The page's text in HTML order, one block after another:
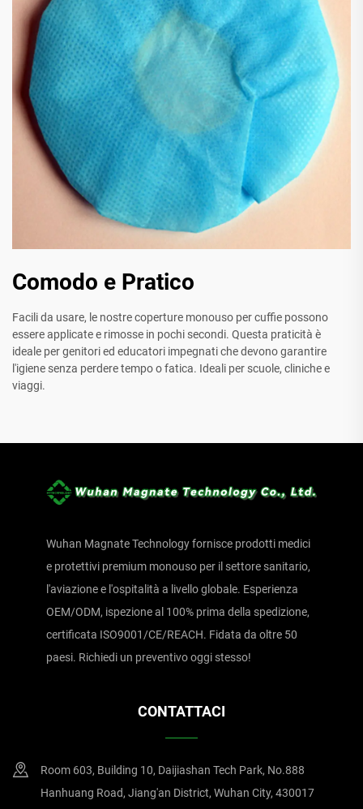
Comodo e Pratico
Facili da usare, le nostre coperture monouso per cuffie possono
essere applicate e rimosse in pochi secondi. Questa praticità è
ideale per genitori ed educatori impegnati che devono garantire
l'igiene senza perdere tempo o fatica. Ideali per scuole, cliniche e
viaggi.
Wuhan Magnate Technology fornisce prodotti medici
e protettivi premium monouso per il settore sanitario,
l'aviazione e l'ospitalità a livello globale. Esperienza
OEM/ODM, ispezione al 100% prima della spedizione,
certificata ISO9001/CE/REACH. Fidata da oltre 50
paesi. Richiedi un preventivo oggi stesso!
CONTATTACI
Room 603, Building 10, Daijiashan Tech Park, No.888
Hanhuang Road, Jiang'an District, Wuhan City, 430017